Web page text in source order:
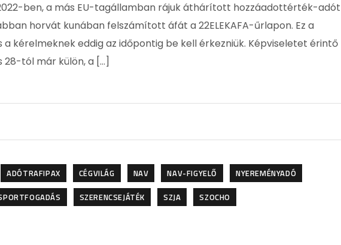
ben, a más EU-tagállamban rájuk áthárított hozzáadottérték-
horvát kunában felszámított áfát a 22ELEKAFA-űrlapon. Ez a
a kérelmeknek eddig az időpontig be kell érkezniük. Képviseletet érintő
28-tól már külön, a […]
ADÓTRAFIPAX CÉGVILÁG NAV NAV-FIGYELŐ
NYEREMÉNYADÓ
SZERENCSEJÁTÉK SZJA SZOCHO